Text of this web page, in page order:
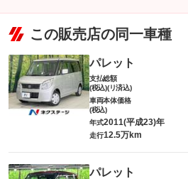
この販売店の同一車種
パレット
支払総額
(税込)(リ済込)
車両本体価格
(税込)
年式2011(平成23)年
走行12.5万km
パレット